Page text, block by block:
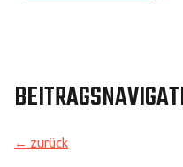
← zurück